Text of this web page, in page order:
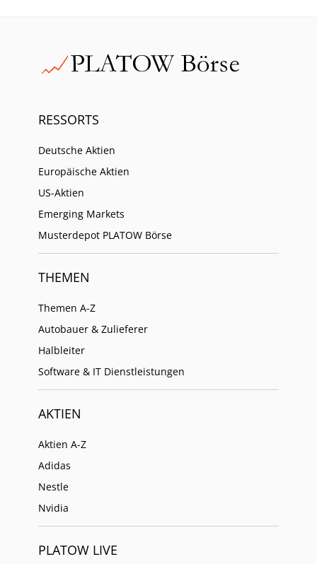
RESSORTS
Deutsche Aktien
Europäische Aktien
US-Aktien
Emerging Markets
Musterdepot PLATOW Börse
THEMEN
Themen A-Z
Autobauer & Zulieferer
Halbleiter
Software & IT Dienstleistungen
AKTIEN
Aktien A-Z
Adidas
Nestle
Nvidia
PLATOW LIVE